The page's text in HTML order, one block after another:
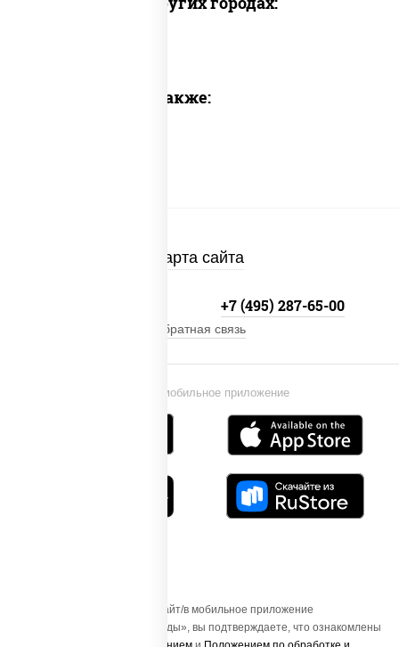
Предлагаем также:
Карта сайта
Установи мобильное приложение
+7 (495) 287-65-00
Обратная связь
Осуществляя вход на этот Сайт/в мобильное приложение
«ПиццаСушиВок - доставка еды», вы подтверждаете, что ознакомлены